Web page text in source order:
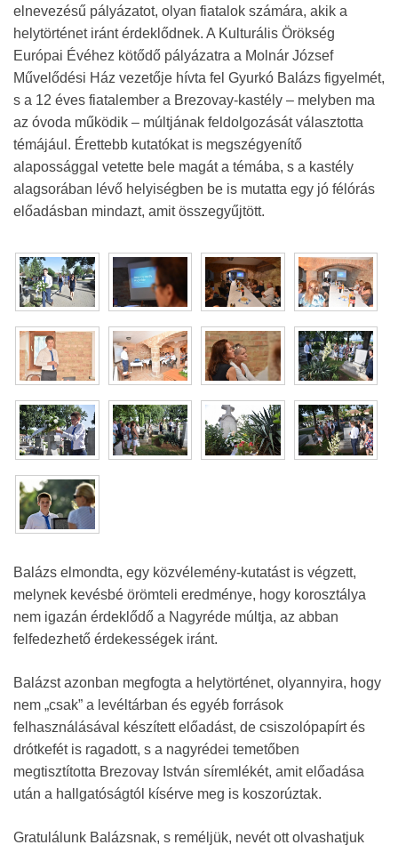
elnevezésű pályázatot, olyan fiatalok számára, akik a
helytörténet iránt érdeklődnek. A Kulturális Örökség
Európai Évéhez kötődő pályázatra a Molnár József
Művelődési Ház vezetője hívta fel Gyurkó Balázs figyelmét,
s a 12 éves fiatalember a Brezovay-kastély – melyben ma
az óvoda működik – múltjának feldolgozását választotta
témájául. Érettebb kutatókat is megszégyenítő
alapossággal vetette bele magát a témába, s a kastély
alagsorában lévő helyiségben be is mutatta egy jó félórás
előadásban mindazt, amit összegyűjtött.
Balázs elmondta, egy közvélemény-kutatást is végzett,
melynek kevésbé örömteli eredménye, hogy korosztálya
nem igazán érdeklődő a Nagyréde múltja, az abban
felfedezhető érdekességek iránt.
Balázst azonban megfogta a helytörténet, olyannyira, hogy
nem „csak” a levéltárban és egyéb források
felhasználásával készített előadást, de csiszolópapírt és
drótkefét is ragadott, s a nagyrédei temetőben
megtisztította Brezovay István síremlékét, amit előadása
után a hallgatóságtól kísérve meg is koszorúztak.
Gratulálunk Balázsnak, s reméljük, nevét ott olvashatjuk